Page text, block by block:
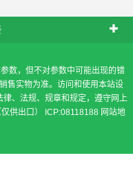
数，但不对参数中可能出现的错
售实物为准。访问和使用本站设
、法规、规章和规定，遵守网上
供出口） ICP:08118188 网站地